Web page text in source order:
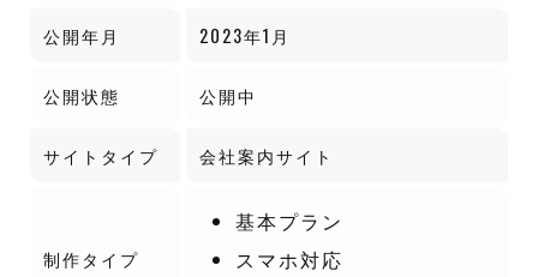
公開年月 2023年1月
公開状態 公開中
サイトタイプ 会社案内サイト
制作タイプ
基本プラン
スマホ対応